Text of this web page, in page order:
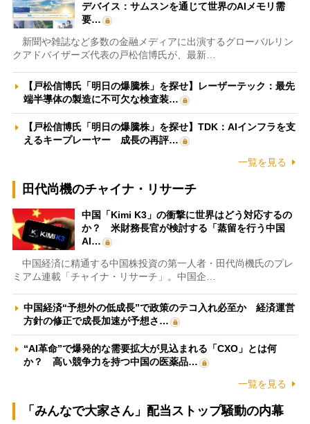
デバイス：サムスンを通じて世界のAIメモリ需
要…
新聞や雑誌など多数の金融メディアに出演するグローバルリン
クアドバイザーズ代表の戸松信博氏が、最新…
【戸松信博氏「明日の爆騰株」を探せ】レーザーテック：最先
端半導体の製造に不可欠な検査装…
【戸松信博氏「明日の爆騰株」を探せ】TDK：AIインフラを支
えるキープレーヤー 成長の再評…
一覧を見る
田代尚機のチャイナ・リサーチ
中国「Kimi K3」の衝撃に世界はどう対応するの
か？ 米財務長官が検討する「蒸留を行う中国
AI…
中国経済に精通する中国株投資の第一人者・田代尚機氏のプレ
ミアム連載「チャイナ・リサーチ」。中国企…
中国経済“予想外の低成長”で政策のテコ入れ必至か 経済運営
方針の修正で成長加速が予想さ…
“AI革命”で爆発的な需要拡大が見込まれる「CXO」とは何
か？ 高い競争力を持つ中国の医薬品…
一覧を見る
「みんなで大家さん」配当ストップ騒動の内幕